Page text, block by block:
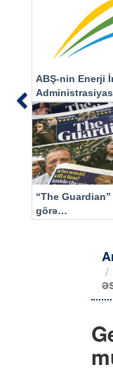
ABŞ-nin Enerji
əsasında…
“The
görə…
Previous